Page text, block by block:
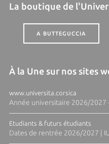
La boutique de
A BUTTEGUCCIA
À la Une sur nos sites
www.universita.corsica
Année universitaire 2026/2027
Etudiants & futurs étudiants
Dates de rentrée 2026/2027 |